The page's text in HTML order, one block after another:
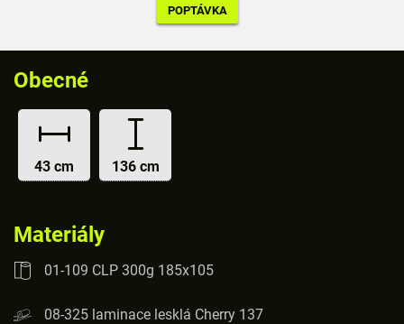
Obecné
43 cm 136 cm
Materiály
01-109 CLP 300g 185x105
08-325 laminace lesklá Cherry 137